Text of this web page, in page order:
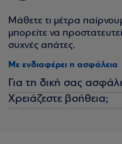
Μάθετε τι μέτρα
μπορείτε να
συχνές απάτες.
Με ενδιαφέρει η ασφάλεια
Για τη δική σας
Χρειάζεστε βοήθεια;